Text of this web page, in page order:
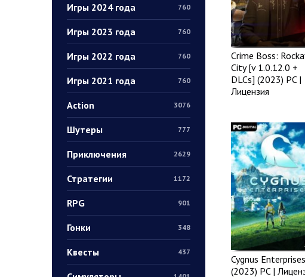
Игры 2024 года 760
Игры 2023 года 760
Игры 2022 года 760
Игры 2021 года 760
Action 3076
Шутеры 777
Приключения 2629
Стратегии 1172
RPG 901
Гонки 348
Квесты 437
Crime Boss:
City [v 1.0.12.0 +
DLCs] (2023) PC |
Лицензия
Cygnus Enterprises
(2023) PC |